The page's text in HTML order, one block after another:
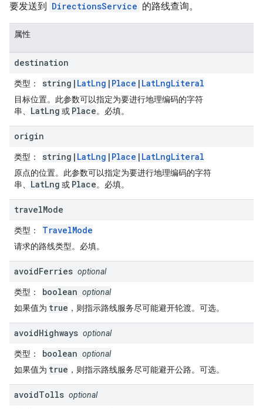
要发送到 DirectionsService 的路线查询。
属性
destination
类型 ： string| LatLng | Place | LatLngLiteral
目标位置。此参数可以指定为要进行地理编码的字符
串、 LatLng 或 Place。必填。
origin
类型 ： string| LatLng | Place | LatLngLiteral
原点的位置。此参数可以指定为要进行地理编码的字符
串、 LatLng 或 Place。必填。
travelMode
类型 ： TravelMode
请求的路线类型。必填。
avoidFerries optional
类型 ： boolean optional
如果值为 true ，则指示路线服务尽可能避开轮渡。可选。
avoidHighways optional
类型 ： boolean optional
如果值为 true ，则指示路线服务尽可能避开公路。可选。
avoidTolls optional